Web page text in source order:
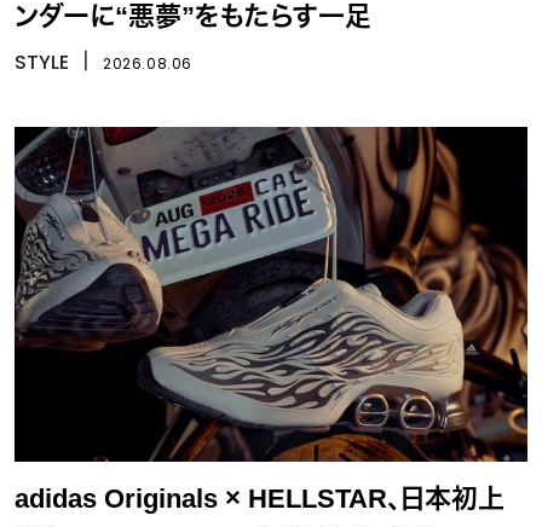
ンダーに“悪夢”をもたらす一足
STYLE 2026.08.06
adidas Originals × HELLSTAR、日本初上